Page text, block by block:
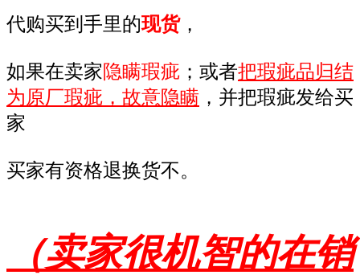
代购买到手里的现货，
如果在卖家隐瞒瑕疵 ；或者把瑕疵品归结
为原厂瑕疵 ，故意隐瞒 ，并把瑕疵发给买
家
买家有资格退换货不。
（卖家很机智的在销